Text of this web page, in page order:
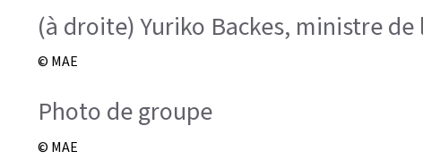
(à droite) Yuriko Backes, ministre de
© MAE
Photo de groupe
© MAE